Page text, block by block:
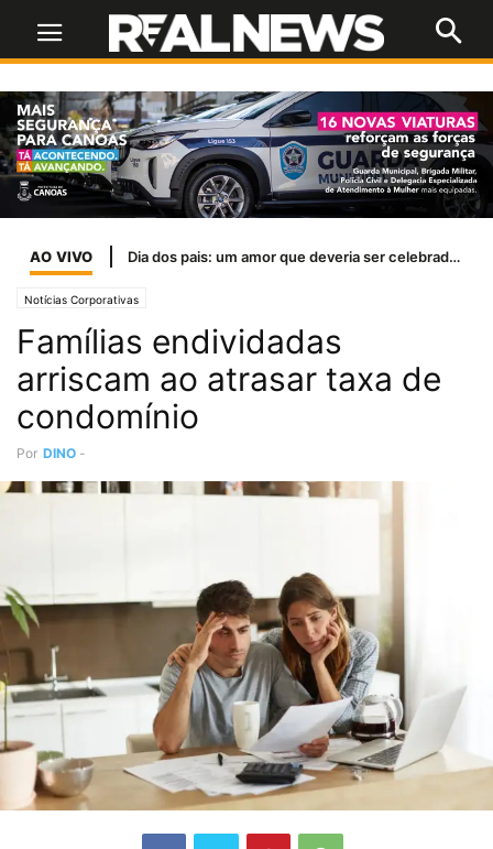
AO VIVO
Notícias Corporativas
Famílias endividadas
arriscam ao atrasar taxa de
condomínio
Por DINO -